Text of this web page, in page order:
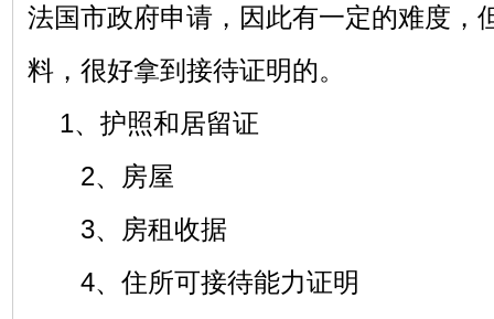
法国市政府申请，因此有一定的难度，
料，很好拿到接待证明的。
1、护照和居留证
2、房屋
3、房租收据
4、住所可接待能力证明